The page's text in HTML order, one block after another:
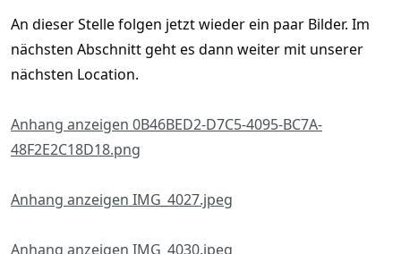
An dieser Stelle folgen jetzt wieder ein paar Bilder. Im
nächsten Abschnitt geht es dann weiter mit unserer
nächsten Location.
Anhang anzeigen 0B46BED2-D7C5-4095-BC7A-
48F2E2C18D18.png
Anhang anzeigen IMG_4027.jpeg
Anhang anzeigen IMG_4030.jpeg